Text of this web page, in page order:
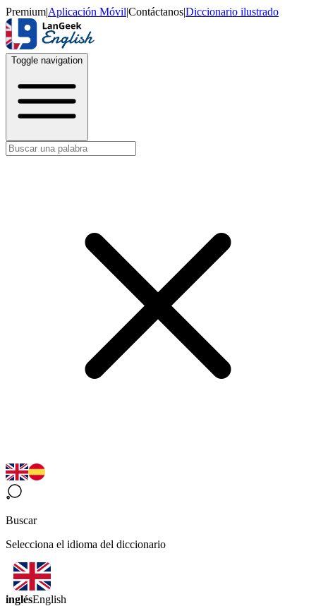
Premium|Aplicación Móvil|Contáctanos|Diccionario ilustrado
Toggle navigation
Buscar
Selecciona el idioma del diccionario
inglésEnglish